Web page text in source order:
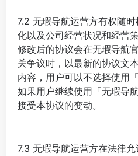
7.2 无瑕导航运营方有权随
化以及公司经营状况和经营
修改后的协议会在无瑕导航
关争议时，以最新的协议文
内容，用户可以不选择使用
如果用户继续使用「无瑕导
接受本协议的变动。
7.3 无瑕导航运营方在法律